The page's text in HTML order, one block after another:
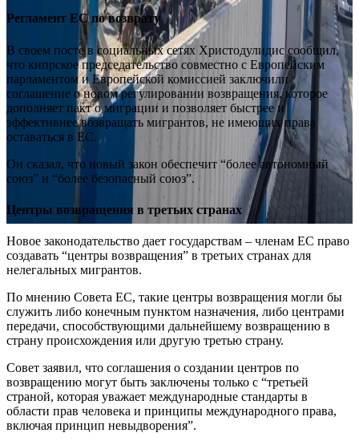
Регламент ЕС по возврату
В своем посте в социальных сетях Христодулидис сообщил,
что кипрское председательство совместно с Европейским
парламентом и Европейской комиссией заключили
соглашение о новом регулировании возвращения, которое
дополняет пакт о миграции и позволяет быстрее и
эффективнее возвращать мигрантов, не имеющих права
оставаться в ЕС.
Он сказал, что новый закон обеспечит “более автономный
союз” и “более безопасный союз”.
Центры возвращения в третьих странах
Новое законодательство дает государствам – членам ЕС право
создавать “центры возвращения” в третьих странах для
нелегальных мигрантов.
По мнению Совета ЕС, такие центры возвращения могли бы
служить либо конечным пунктом назначения, либо центрами
передачи, способствующими дальнейшему возвращению в
страну происхождения или другую третью страну.
Совет заявил, что соглашения о создании центров по
возвращению могут быть заключены только с “третьей
страной, которая уважает международные стандарты в
области прав человека и принципы международного права,
включая принцип невыдворения”.